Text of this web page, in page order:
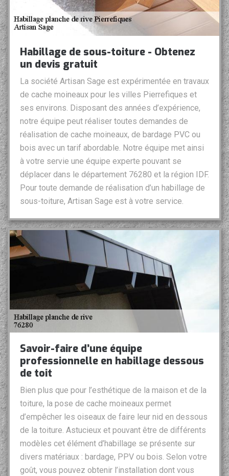
Habillage de sous-toiture - Obtenez
un devis gratuit
La société Artisan Sage est expérimentée en travaux
de cache moineaux pour les villes Pierrefiques et
ses environs. Disposant des années d’expérience,
notre équipe peut réaliser toutes demandes de
réalisation de cache moineaux, de bardage PVC ou
bois avec un tarif abordable. Notre équipe met ainsi
à votre servie une équipe experte pouvant se
déplacer dans le département 76280 et la région IDF.
Pour toute demande de réalisation d’un habillage de
sous-toiture, Artisan Sage est à votre service.
Savoir-faire d’une équipe
professionnelle en habillage dessous
de toit
Bien plus que pour l’esthétique de la maison et de la
toiture, la pose de cache moineaux permet
d’empêcher les oiseaux de faire leur nid en dessous
de la toiture. Astucieux et pouvant être de différents
modèles cet élément d’habillage se présente sur
divers matériaux : bardage, PPV ou bois. Selon votre
goût, vous pouvez obtenir l’installation dont vous